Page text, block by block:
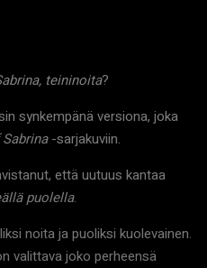
teininoita?
synkempänä versiona, joka
-sarjakuviin.
että uutuus kantaa
puolella.
noita ja puoliksi kuolevainen.
valittava joko perheensä